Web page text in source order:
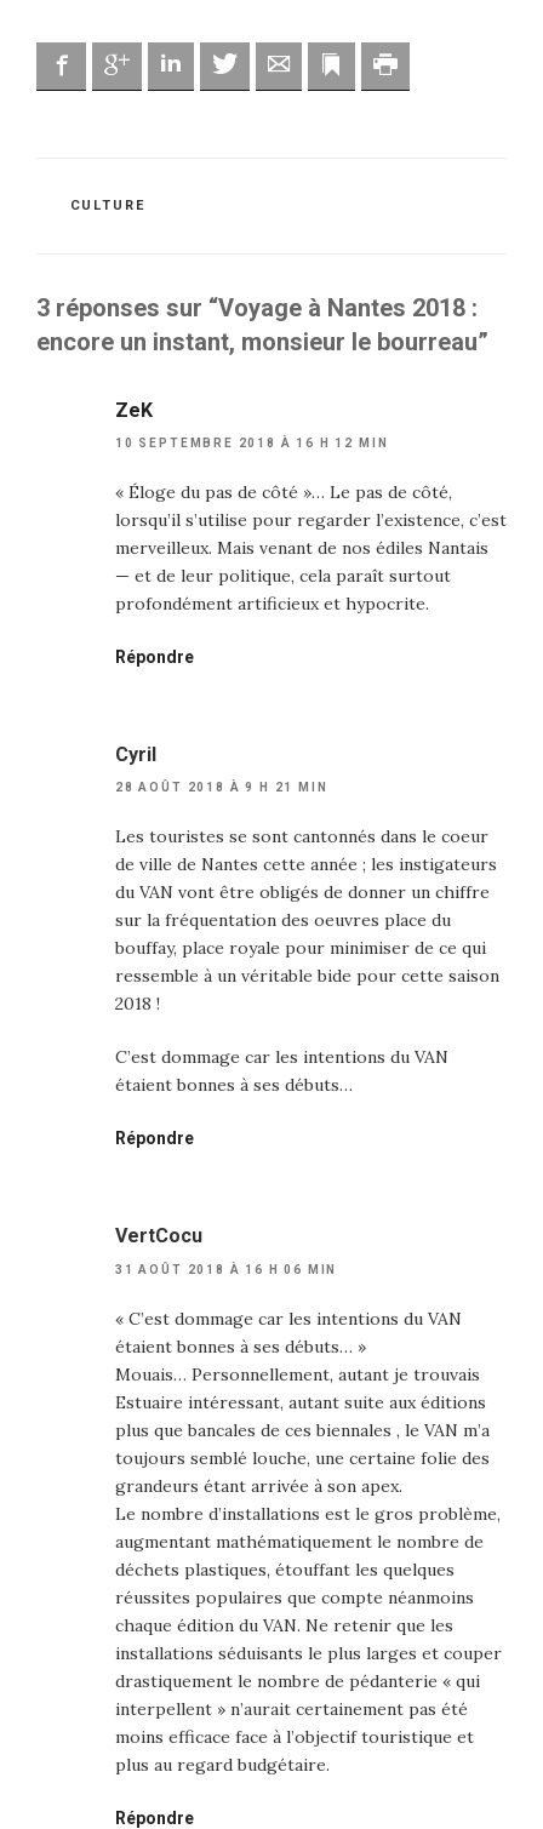
FacebookGoogle Linkedin Twitter Adresse mailMarque-page
CATÉGORIES
CULTURE
3 réponses sur “Voyage à Nantes 2018 :
encore un instant, monsieur le bourreau”
ZeK
10 SEPTEMBRE 2018 À 16 H 12 MIN
« Éloge du pas de côté »… Le pas de côté,
lorsqu’il s’utilise pour regarder l’existence, c’est
merveilleux. Mais venant de nos édiles Nantais
— et de leur politique, cela paraît surtout
profondément artificieux et hypocrite.
Répondre
Cyril
28 AOÛT 2018 À 9 H 21 MIN
Les touristes se sont cantonnés dans le coeur
de ville de Nantes cette année ; les instigateurs
du VAN vont être obligés de donner un chiffre
sur la fréquentation des oeuvres place du
bouffay, place royale pour minimiser de ce qui
ressemble à un véritable bide pour cette saison
2018 !
C’est dommage car les intentions du VAN
étaient bonnes à ses débuts…
Répondre
VertCocu
31 AOÛT 2018 À 16 H 06 MIN
« C’est dommage car les intentions du VAN
étaient bonnes à ses débuts… »
Mouais… Personnellement, autant je trouvais
Estuaire intéressant, autant suite aux éditions
plus que bancales de ces biennales , le VAN m’a
toujours semblé louche, une certaine folie des
grandeurs étant arrivée à son apex.
Le nombre d’installations est le gros problème,
augmentant mathématiquement le nombre de
déchets plastiques, étouffant les quelques
réussites populaires que compte néanmoins
chaque édition du VAN. Ne retenir que les
installations séduisants le plus larges et couper
drastiquement le nombre de pédanterie « qui
interpellent » n’aurait certainement pas été
moins efficace face à l’objectif touristique et
plus au regard budgétaire.
Répondre